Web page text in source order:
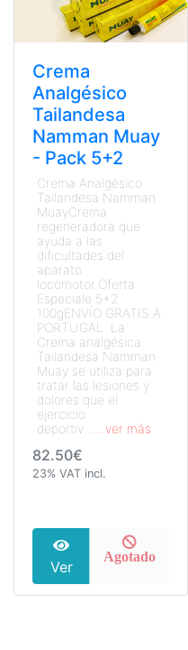
Crema
Analgésico
Tailandesa
Namman Muay
- Pack 5+2
Crema Analgésico
Tailandesa Namman
MuayCrema
regeneradora que
ayuda a las
dificultades del
aparato
locomotor.Oferta
Especiale 5+2
100gENVÍO GRATIS A
PORTUGAL La
Crema analgésica
Tailandesa Namman
Muay se utiliza para
tratar las lesiones y
dolores que el
ejercicio
deportiv...
...ver más
82.50€
23% VAT incl.
Ver
Agotado